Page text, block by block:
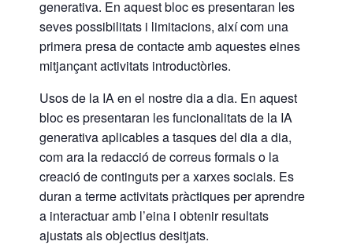
generativa. En aquest bloc es presentaran les
seves possibilitats i limitacions, així com una
primera presa de contacte amb aquestes eines
mitjançant activitats introductòries.
Usos de la IA en el nostre dia a dia. En aquest
bloc es presentaran les funcionalitats de la IA
generativa aplicables a tasques del dia a dia,
com ara la redacció de correus formals o la
creació de continguts per a xarxes socials. Es
duran a terme activitats pràctiques per aprendre
a interactuar amb l’eina i obtenir resultats
ajustats als objectius desitjats.